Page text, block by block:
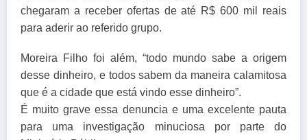
chegaram a receber ofertas de até R$ 600 mil reais
para aderir ao referido grupo.
Moreira Filho foi além, “todo mundo sabe a origem
desse dinheiro, e todos sabem da maneira calamitosa
que é a cidade que está vindo esse dinheiro”.
É muito grave essa denuncia e uma excelente pauta
para uma investigação minuciosa por parte do